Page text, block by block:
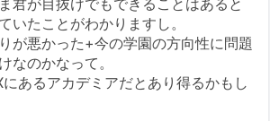
いたことがわかりますし。
が悪かった+今の学園の方向性に問題
なのかなって。
にあるアカデミアだとあり得るかもし